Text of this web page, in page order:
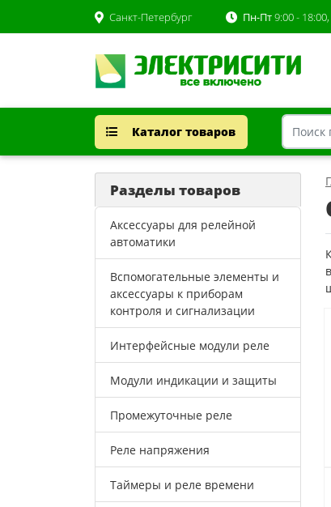
Санкт-Петербург Пн-Пт9:00 - 18:00,
Каталог товаров
Разделы товаров
Аксессуары для релейной
автоматики
Вспомогательные элементы и
аксессуары к приборам
контроля и сигнализации
Интерфейсные модули реле
Модули индикации и защиты
Промежуточные реле
Реле напряжения
Таймеры и реле времени